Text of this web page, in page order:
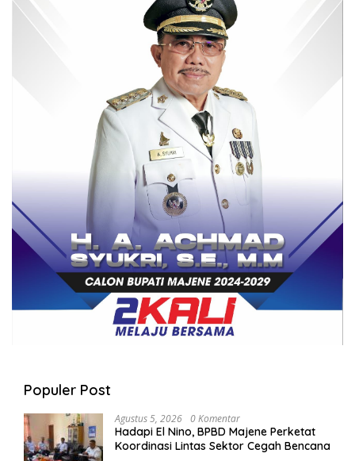
Populer Post
Agustus 5, 2026 0 Komentar
Hadapi El Nino, BPBD Majene Perketat
Koordinasi Lintas Sektor Cegah Bencana